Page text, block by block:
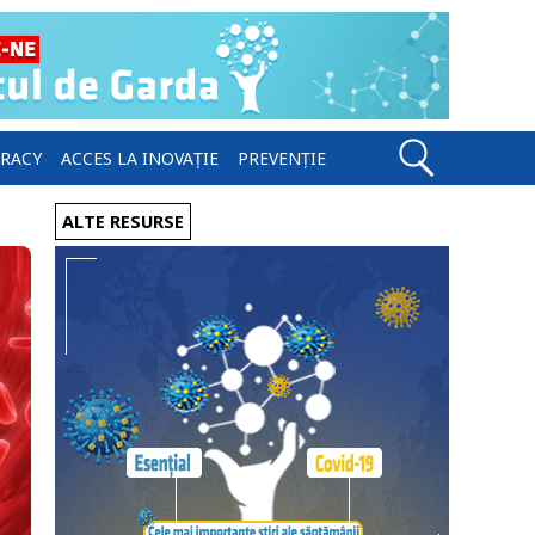
ACCES LA INOVAȚIE PREVENȚIE
ALTE RESURSE